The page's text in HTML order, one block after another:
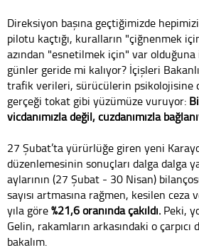
Direksiyon başına geçtiğimizde
pilotu kaçtığı, kuralların "çiğnenmek
azından "esnetilmek için" var olduğuna
günler geride mi kalıyor? İçişleri
trafik verileri, sürücülerin psikolojisine
gerçeği tokat gibi yüzümüze vuruyor:
vicdanımızla değil, cüzdanımızla
27 Şubat’ta yürürlüğe giren yeni
düzenlemesinin sonuçları dalga dalga
aylarının (27 Şubat - 30 Nisan)
sayısı artmasına rağmen, kesilen ceza
yıla göre%21,6 oranında çakıldı. Peki,
Gelin, rakamların arkasındaki o çarpıcı
bakalım.